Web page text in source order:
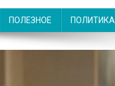
ПОЛЕЗНОЕ ПОЛИТИКА